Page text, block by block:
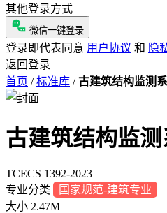
其他登录方式
微信一键登录
登录即代表同意 用户协议 和 隐
返回登录
首页 / 标准库 / 古建筑结构监测
古建筑结构监
TCECS 1392-2023
专业分类
国家规范-建筑专业
大小 2.47M